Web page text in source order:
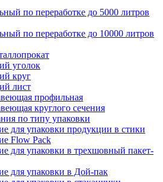
по переработке до 5000 литров
по переработке до 10000 литров
уголок
круг
лист
профильная
круглого сечения
по типу упаковки
для упаковки продукции в стики
Flow Pack
для упаковки в трехшовный пакет-
для упаковки в Дой-пак